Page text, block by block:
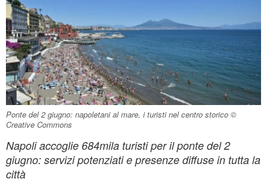
Ponte del 2 giugno: napoletani al mare, i turisti nel centro storico ©
Creative Commons
Napoli accoglie 684mila turisti per il ponte del 2
giugno: servizi potenziati e presenze diffuse in tutta la
città